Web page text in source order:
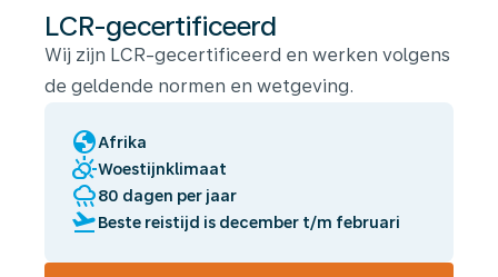
LCR-gecertificeerd
Wij zijn LCR-gecertificeerd en werken volgens
de geldende normen en wetgeving.
globeAfrika
partly_cloudy_dayWoestijnklimaat
rainy80 dagen per jaar
flight_takeoffBeste reistijd is december t/m februari